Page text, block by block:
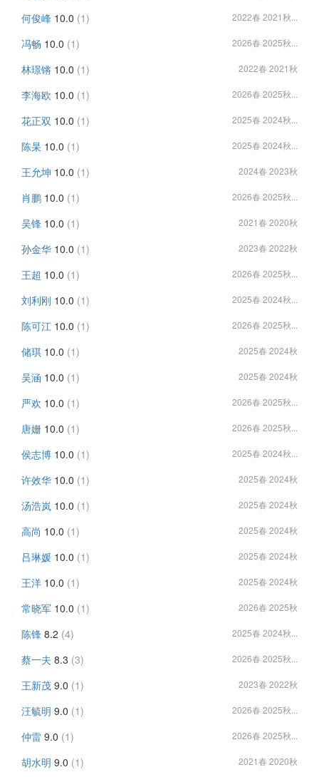
何俊峰 10.0 (1) 2022春 2021秋...
冯畅 10.0 (1) 2026春 2025秋...
林璟锵 10.0 (1) 2022春 2021秋
李海欧 10.0 (1) 2026春 2025秋...
花正双 10.0 (1) 2025春 2024秋...
陈杲 10.0 (1) 2025春 2024秋...
王允坤 10.0 (1) 2024春 2023秋
肖鹏 10.0 (1) 2026春 2025秋...
吴锋 10.0 (1) 2021春 2020秋
孙金华 10.0 (1) 2023春 2022秋
王超 10.0 (1) 2026春 2025秋...
刘利刚 10.0 (1) 2025春 2024秋...
陈可江 10.0 (1) 2026春 2025秋...
储琪 10.0 (1) 2025春 2024秋
吴涵 10.0 (1) 2025春 2024秋
严欢 10.0 (1) 2026春 2025秋...
唐姗 10.0 (1) 2026春 2025秋...
侯志博 10.0 (1) 2025春 2024秋...
许效华 10.0 (1) 2025春 2024秋
汤浩岚 10.0 (1) 2025春 2024秋
高尚 10.0 (1) 2025春 2024秋
吕琳媛 10.0 (1) 2025春 2024秋
王洋 10.0 (1) 2025春 2024秋
常晓军 10.0 (1) 2026春 2025秋
陈锋 8.2 (4) 2025春 2024秋...
蔡一夫 8.3 (3) 2026春 2025秋...
王新茂 9.0 (1) 2023春 2022秋
汪毓明 9.0 (1) 2026春 2025秋...
仲雷 9.0 (1) 2026春 2025秋...
胡水明 9.0 (1) 2021春 2020秋